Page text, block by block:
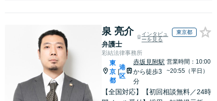
アドバイスやサポ
ートも【完全個
可】【本通駅5分】
はまずご相談くだ
任意整理・個人再
生・各種ガイドラ
インに基づく債務
整理手続等の流れ
をご説明し、より
良い解決を目指し
ます。
泉 亮介
弁護士
インタビュ
ーを見る
東京都
彩結法律事務所
東
京
都
港
区
赤坂見附駅
から徒歩3
分
営業時間：10:00
~20:55（平日）
【全国対応】【初回相談無料／24時